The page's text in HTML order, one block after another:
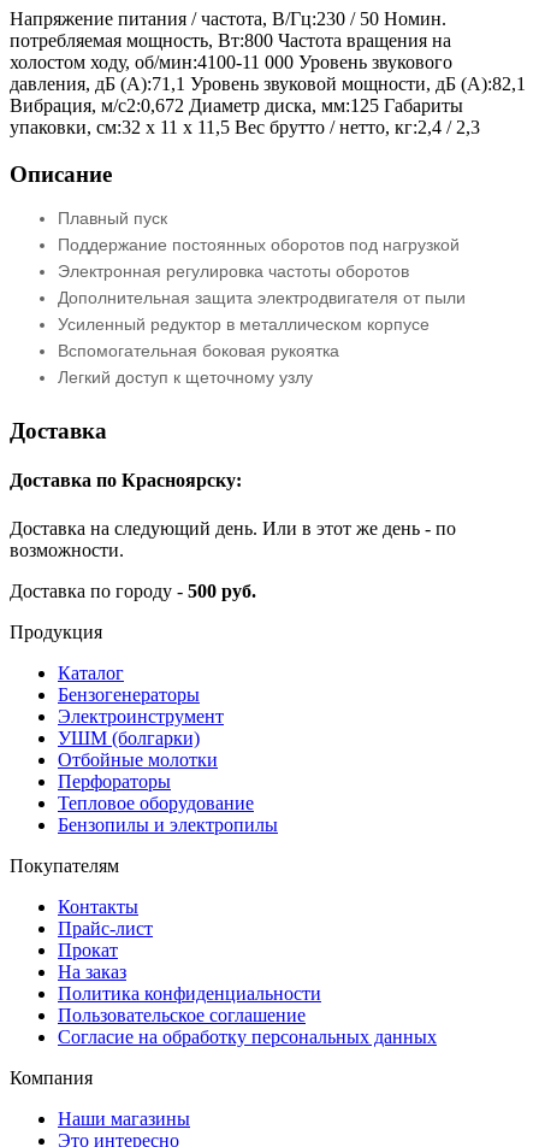
Напряжение питания / частота, В/Гц:230 / 50 Номин.
потребляемая мощность, Вт:800 Частота вращения на
холостом ходу, об/мин:4100-11 000 Уровень звукового
давления, дБ (А):71,1 Уровень звуковой мощности, дБ (А):82,1
Вибрация, м/с2:0,672 Диаметр диска, мм:125 Габариты
упаковки, cм:32 х 11 х 11,5 Вес брутто / нетто, кг:2,4 / 2,3
Описание
Плавный пуск
Поддержание постоянных оборотов под нагрузкой
Электронная регулировка частоты оборотов
Дополнительная защита электродвигателя от пыли
Усиленный редуктор в металлическом корпусе
Вспомогательная боковая рукоятка
Легкий доступ к щеточному узлу
Доставка
Доставка по Красноярску:
Доставка на следующий день. Или в этот же день - по
возможности.
Доставка по городу - 500 руб.
Продукция
Каталог
Бензогенераторы
Электроинструмент
УШМ (болгарки)
Отбойные молотки
Перфораторы
Тепловое оборудование
Бензопилы и электропилы
Покупателям
Контакты
Прайс-лист
Прокат
На заказ
Политика конфиденциальности
Пользовательское соглашение
Согласие на обработку персональных данных
Компания
Наши магазины
Это интересно